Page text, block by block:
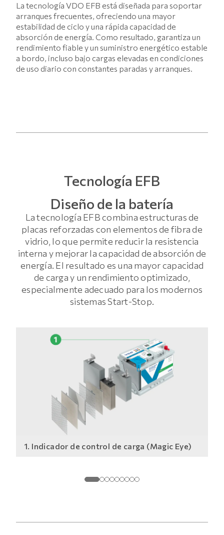
La tecnología VDO EFB está diseñada para soportar
arranques frecuentes, ofreciendo una mayor
estabilidad de ciclo y una rápida capacidad de
absorción de energía. Como resultado, garantiza un
rendimiento fiable y un suministro energético estable
a bordo, incluso bajo cargas elevadas en condiciones
de uso diario con constantes paradas y arranques.
Tecnología EFB
Diseño de la batería
La tecnología EFB combina estructuras de
placas reforzadas con elementos de fibra de
vidrio, lo que permite reducir la resistencia
interna y mejorar la capacidad de absorción de
energía. El resultado es una mayor capacidad
de carga y un rendimiento optimizado,
especialmente adecuado para los modernos
sistemas Start-Stop.
1. Indicador de control de carga (Magic Eye)